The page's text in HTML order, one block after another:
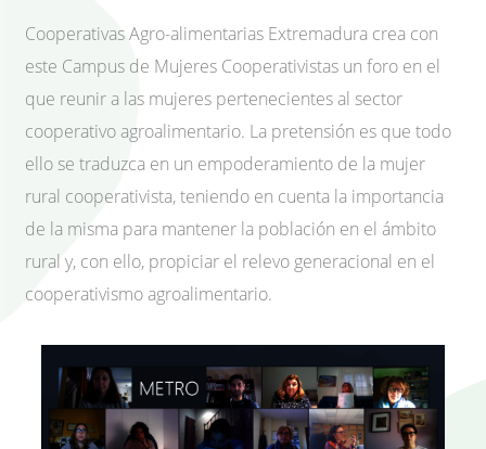
Cooperativas Agro-alimentarias Extremadura crea con
este Campus de Mujeres Cooperativistas un foro en el
que reunir a las mujeres pertenecientes al sector
cooperativo agroalimentario. La pretensión es que todo
ello se traduzca en un empoderamiento de la mujer
rural cooperativista, teniendo en cuenta la importancia
de la misma para mantener la población en el ámbito
rural y, con ello, propiciar el relevo generacional en el
cooperativismo agroalimentario.